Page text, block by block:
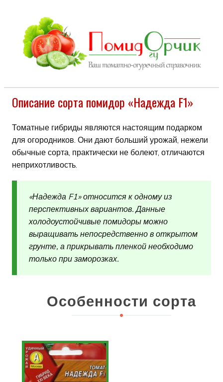
Описание сорта помидор «Надежда F1»
Томатные гибриды являются настоящим подарком
для огородников. Они дают больший урожай, нежели
обычные сорта, практически не болеют, отличаются
неприхотливость.
«Надежда F1» относится к одному из
перспективных вариантов. Данные
холодоустойчивые помидоры можно
выращивать непосредственно в открытом
грунте, а прикрывать пленкой необходимо
только при заморозках.
Особенности сорта